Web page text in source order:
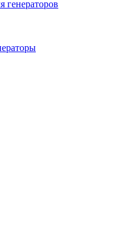
генераторов